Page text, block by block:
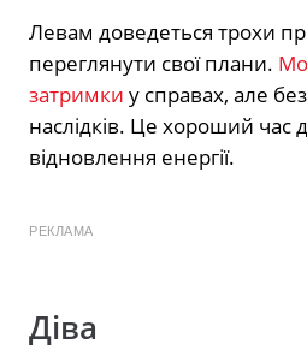
Левам доведеться трохи
переглянути свої плани.
затримки у справах, але
наслідків. Це хороший час
відновлення енергії.
РЕКЛАМА
Діва